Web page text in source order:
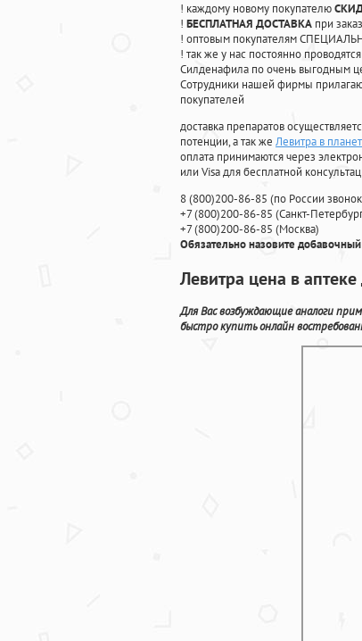
! каждому новому покупателю
! БЕСПЛАТНАЯ ДОСТАВКА при
! оптовым покупателям
! так же у нас постоянно
Силденафила по очень выгодным
Cотрудники нашей фирмы
покупателей
доставка препаратов
потенции, а так же Левитра в
оплата принимаются через
или Visa для бесплатной
8(800)200-86-85 (по России
+7(800)200-86-85 (Санкт-
+7(800)200-86-85 (Москва)
Обязательно назовите
Левитра цена в
Для Вас возбуждающие аналоги
быстро купить онлайн